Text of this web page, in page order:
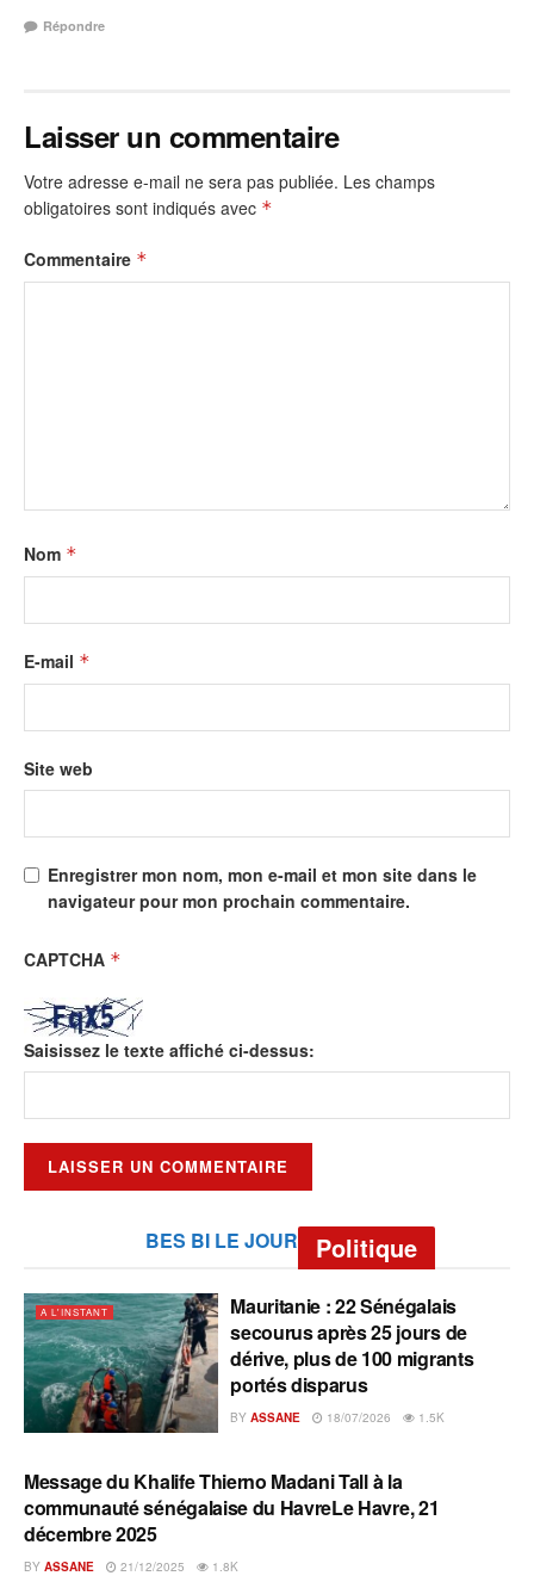
Répondre
Laisser un commentaire
Votre adresse e-mail ne sera pas publiée. Les champs
obligatoires sont indiqués avec *
Commentaire *
Nom *
E-mail *
Site web
Enregistrer mon nom, mon e-mail et mon site dans le
navigateur pour mon prochain commentaire.
CAPTCHA *
Saisissez le texte affiché ci-dessus:
BES BI LE JOUR Politique
A L'INSTANT
Mauritanie : 22 Sénégalais
secourus après 25 jours de
dérive, plus de 100 migrants
portés disparus
BY ASSANE 18/07/2026 1.5K
A L'INSTANT
Message du Khalife Thierno Madani Tall à la
communauté sénégalaise du HavreLe Havre, 21
décembre 2025
BY ASSANE 21/12/2025 1.8K